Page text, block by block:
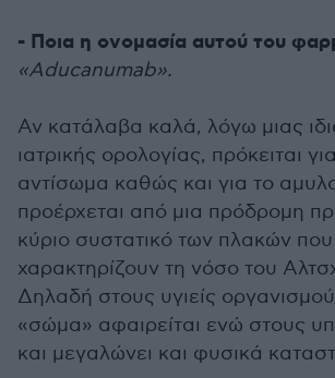
- Ποια η ονομασία αυτού του
«Aducanumab».
Αν κατάλαβα καλά, λόγω μιας
ιατρικής ορολογίας, πρόκειται
αντίσωμα καθώς και για το
προέρχεται από μια πρόδρομη
κύριο συστατικό των πλακών που
χαρακτηρίζουν τη νόσο του
Δηλαδή στους υγιείς
«σώμα» αφαιρείται ενώ στους
και μεγαλώνει και φυσικά